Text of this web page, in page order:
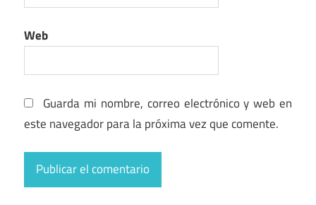
Web
Guarda mi nombre, correo electrónico y web en
este navegador para la próxima vez que comente.